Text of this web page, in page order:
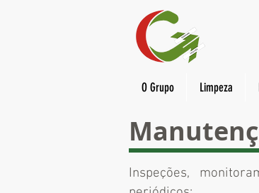
O Grupo Limpeza
Inspeções,